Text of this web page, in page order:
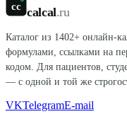
cc calcal.ru
Каталог из 1402+ онлайн-
формулами, ссылками на
кодом. Для пациентов,
— с одной и той же
VKTelegramE-mail